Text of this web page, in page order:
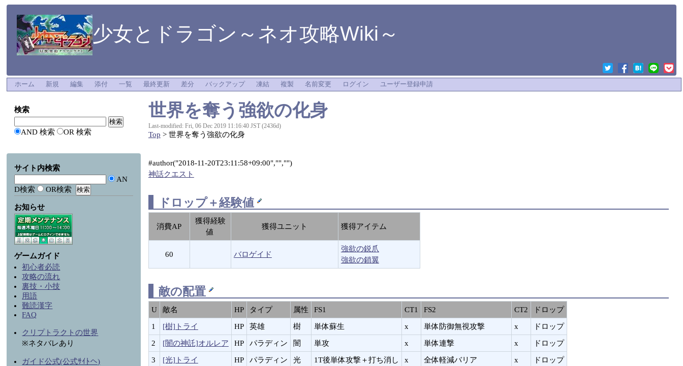
少女とドラゴン～ネオ攻略Wiki～
ホーム 新規 編集 添付 一覧 最終更新 差分 バックアップ 凍結 複製 名前変更 ログイン ユーザー登録申請
世界を奪う強欲の化身
Last-modified: Fri, 06 Dec 2019 11:16:40 JST (2436d)
Top > 世界を奪う強欲の化身
#author("2018-11-20T23:11:58+09:00","","")
神話クエスト
ドロップ＋経験値
消費AP
獲得経験
値
獲得ユニット 獲得アイテム
60 バロゲイド
強欲の鋭爪
強欲の鎖翼
敵の配置
U 敵名 HP タイプ 属性 FS1 CT1 FS2 CT2 ドロップ
1 [樹]トライ HP 英雄 樹 単体蘇生 x 単体防御無視攻撃 x ドロップ
2 [闇の神託]オルレア HP パラディン 闇 単攻 x 単体連撃 x ドロップ
3 [光]トライ HP パラディン 光 1T後単体攻撃＋打ち消し x 全体軽減バリア x ドロップ
検索
AND 検索 OR 検索
サイト内検索
AN
D検索
OR検索
お知らせ
ゲームガイド
初心者必読
攻略の流れ
裏技・小技
用語
難読漢字
FAQ
クリプトラクトの世界
※ネタバレあり
ガイド公式(公式ｻｲﾄへ)